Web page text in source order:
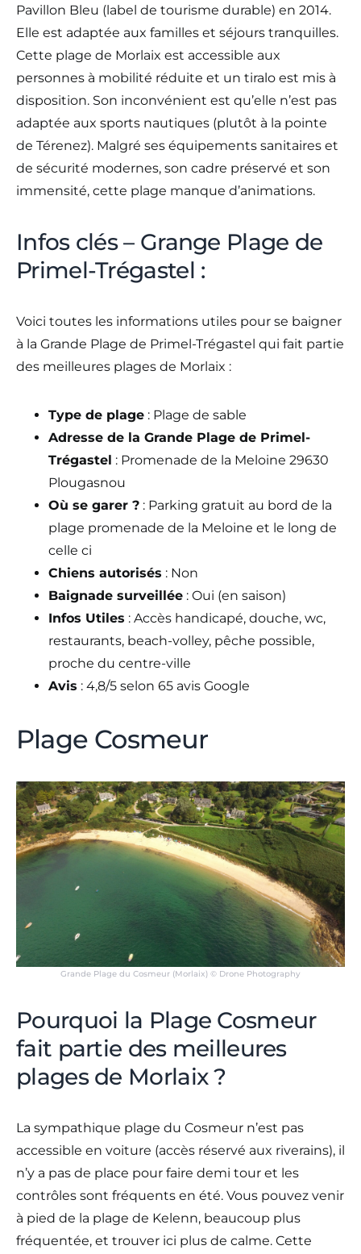
Pavillon Bleu (label de tourisme durable) en 2014.
Elle est adaptée aux familles et séjours tranquilles.
Cette plage de Morlaix est accessible aux
personnes à mobilité réduite et un tiralo est mis à
disposition. Son inconvénient est qu’elle n’est pas
adaptée aux sports nautiques (plutôt à la pointe
de Térenez). Malgré ses équipements sanitaires et
de sécurité modernes, son cadre préservé et son
immensité, cette plage manque d’animations.
Infos clés – Grange Plage de
Primel-Trégastel :
Voici toutes les informations utiles pour se baigner
à la Grande Plage de Primel-Trégastel qui fait partie
des meilleures plages de Morlaix :
Type de plage : Plage de sable
Adresse de la Grande Plage de Primel-
Trégastel : Promenade de la Meloine 29630
Plougasnou
Où se garer ? : Parking gratuit au bord de la
plage promenade de la Meloine et le long de
celle ci
Chiens autorisés : Non
Baignade surveillée : Oui (en saison)
Infos Utiles : Accès handicapé, douche, wc,
restaurants, beach-volley, pêche possible,
proche du centre-ville
Avis : 4,8/5 selon 65 avis Google
Plage Cosmeur
Grande Plage du Cosmeur (Morlaix) © Drone Photography
Pourquoi la Plage Cosmeur
fait partie des meilleures
plages de Morlaix ?
La sympathique plage du Cosmeur n’est pas
accessible en voiture (accès réservé aux riverains), il
n’y a pas de place pour faire demi tour et les
contrôles sont fréquents en été. Vous pouvez venir
à pied de la plage de Kelenn, beaucoup plus
fréquentée, et trouver ici plus de calme. Cette